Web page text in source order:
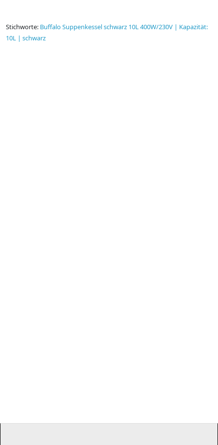
Stichworte: Buffalo Suppenkessel schwarz 10L 400W/230V | Kapazität:
10L | schwarz